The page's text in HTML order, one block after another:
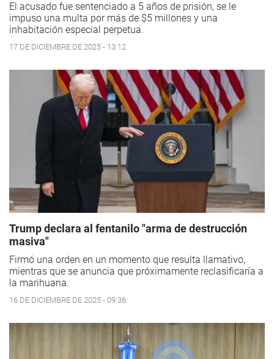
El acusado fue sentenciado a 5 años de prisión, se le
impuso una multa por más de $5 millones y una
inhabitación especial perpetua.
17 DE DICIEMBRE DE 2025 - 13:12
Trump declara al fentanilo "arma de destrucción
masiva"
Firmó una orden en un momento que resulta llamativo,
mientras que se anuncia que próximamente reclasificaría a
la marihuana.
16 DE DICIEMBRE DE 2025 - 09:36